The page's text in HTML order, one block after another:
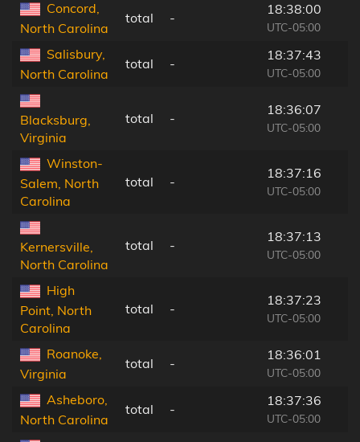
Concord,
North Carolina
total -
18:38:00
UTC-05:00
Salisbury,
North Carolina
total -
18:37:43
UTC-05:00
Blacksburg,
Virginia
total -
18:36:07
UTC-05:00
Winston-
Salem, North
Carolina
total -
18:37:16
UTC-05:00
Kernersville,
North Carolina
total -
18:37:13
UTC-05:00
High
Point, North
Carolina
total -
18:37:23
UTC-05:00
Roanoke,
Virginia
total -
18:36:01
UTC-05:00
Asheboro,
North Carolina
total -
18:37:36
UTC-05:00